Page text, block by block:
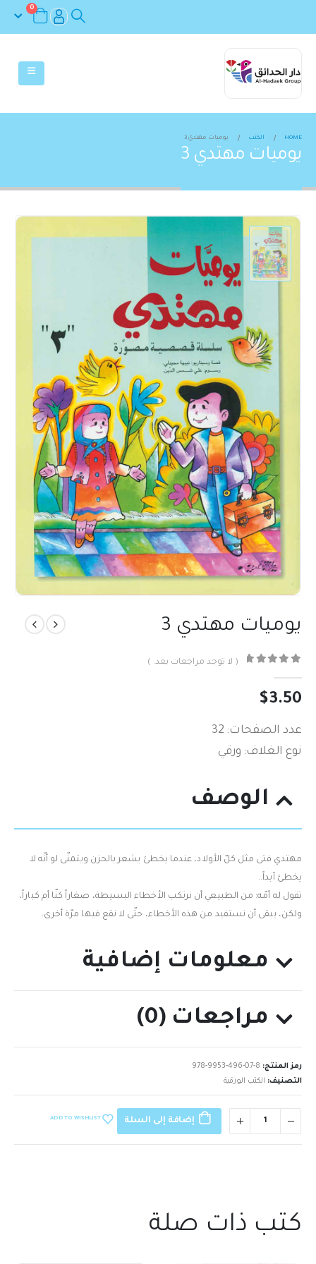
0
HOME الكتب يوميات مهتدي 3
يوميات مهتدي 3
يوميات مهتدي 3
( لا توجد مراجعات بعد. )
$3.50
عدد الصفحات: 32
نوع الغلاف: ورقي
الوصف
مهتدي‮ ‬فتى مثل كلّ‮ ‬الأولاد، عندما‮ ‬يخطئ‮ ‬يشعر بالحزن ويتمنّى لو أنّه لا‮
‬يخطئ أبداً‮..‬
تقول له أمّه: من الطبيعي‮ ‬أن نرتكب الأخطاء‮ ‬البسيطة،‮ ‬صغاراً‮ ‬كنّا أم كباراً،‮
‬ولكن،‮ ‬يبقى أن نستفيد من هذه الأخطاء،‮ ‬حتّى لا نقع فيها مرّة أخرى‮.‬
معلومات إضافية
مراجعات (0)
رمز المنتج: 978-9953-496-07-8
التصنيف: الكتب الورقية
إضافة إلى السلة ADD TO WISHLIST
كتب ذات صلة